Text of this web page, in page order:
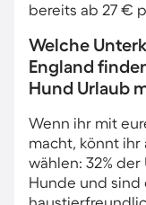
bereits ab 27 €
Welche
England
Hund Urlaub
Wenn ihr mit
macht, könnt ihr
wählen: 32%
Hunde und sind